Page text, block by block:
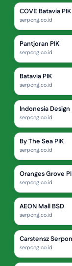
COVE Batavia PIK
serpong.co.id
Pantjoran PIK
serpong.co.id
Batavia PIK
serpong.co.id
Indonesia
serpong.co.id
By The Sea PIK
serpong.co.id
Oranges Grove
serpong.co.id
AEON Mall BSD
serpong.co.id
Carstensz
serpong.co.id